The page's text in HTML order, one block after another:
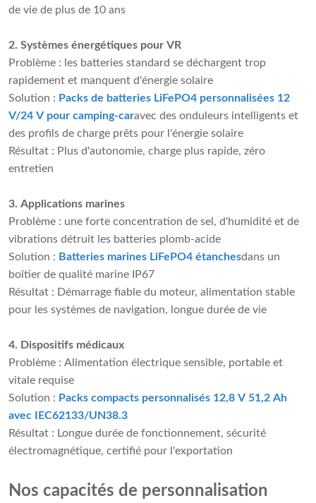
de vie de plus de 10 ans
2. Systèmes énergétiques pour VR
Problème : les batteries standard se déchargent trop
rapidement et manquent d'énergie solaire
Solution : Packs de batteries LiFePO4 personnalisées 12
V/24 V pour camping-caravec des onduleurs intelligents et
des profils de charge prêts pour l'énergie solaire
Résultat : Plus d'autonomie, charge plus rapide, zéro
entretien
3. Applications marines
Problème : une forte concentration de sel, d'humidité et de
vibrations détruit les batteries plomb-acide
Solution : Batteries marines LiFePO4 étanchesdans un
boîtier de qualité marine IP67
Résultat : Démarrage fiable du moteur, alimentation stable
pour les systèmes de navigation, longue durée de vie
4. Dispositifs médicaux
Problème : Alimentation électrique sensible, portable et
vitale requise
Solution : Packs compacts personnalisés 12,8 V 51,2 Ah
avec IEC62133/UN38.3
Résultat : Longue durée de fonctionnement, sécurité
électromagnétique, certifié pour l'exportation
Nos capacités de personnalisation